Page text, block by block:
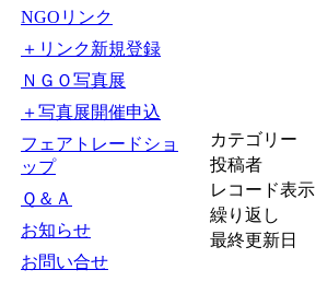
NGOリンク
＋リンク新規登録
ＮＧＯ写真展
＋写真展開催申込
フェアトレードショ
ップ
Ｑ＆Ａ
お知らせ
お問い合せ
カテゴリー
投稿者
レコード表示
繰り返し
最終更新日